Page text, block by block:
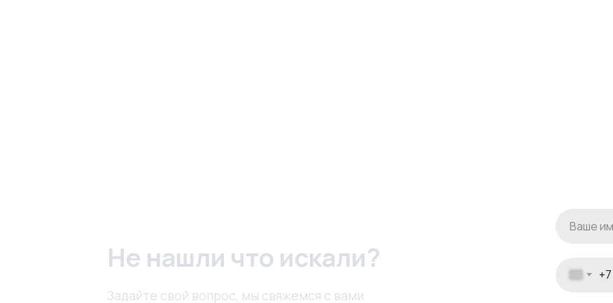
Не нашли что искали?
Задайте свой вопрос, мы свяжемся с вами
+7